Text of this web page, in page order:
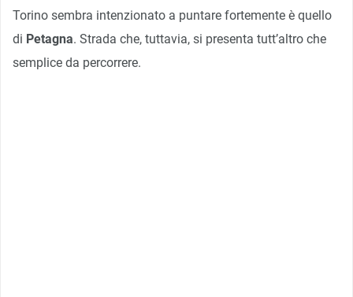
Torino sembra intenzionato a puntare fortemente è quello
di Petagna. Strada che, tuttavia, si presenta tutt’altro che
semplice da percorrere.